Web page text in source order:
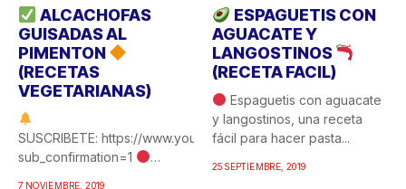
ALCACHOFAS
GUISADAS AL
PIMENTON
(RECETAS
VEGETARIANAS)
SUSCRIBETE: https://www.youtube.com/c/COCINAFACILYRICA?
sub_confirmation=1
7 NOVIEMBRE, 2019
ESPAGUETIS CON
AGUACATE Y
LANGOSTINOS
(RECETA FACIL)
Espaguetis con aguacate
y langostinos, una receta
fácil para hacer pasta...
25 SEPTIEMBRE, 2019